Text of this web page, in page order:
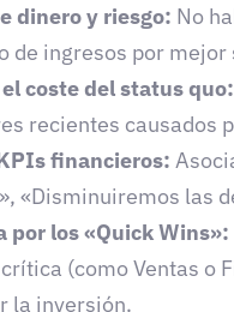
dinero y riesgo: No
de ingresos por
coste del status quo:
recientes causados
financieros:
«Disminuiremos las
por los «Quick Wins»:
(como Ventas o
la inversión.